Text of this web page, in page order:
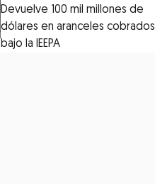
Devuelve 100 mil millones de
dólares en aranceles cobrados
bajo la IEEPA